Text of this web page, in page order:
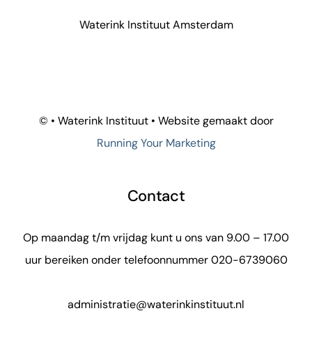
Waterink Instituut Amsterdam
© • Waterink Instituut • Website gemaakt door
Running Your Marketing
Contact
Op maandag t/m vrijdag kunt u ons van 9.00 – 17.00
uur bereiken onder telefoonnummer 020-6739060
administratie@waterinkinstituut.nl